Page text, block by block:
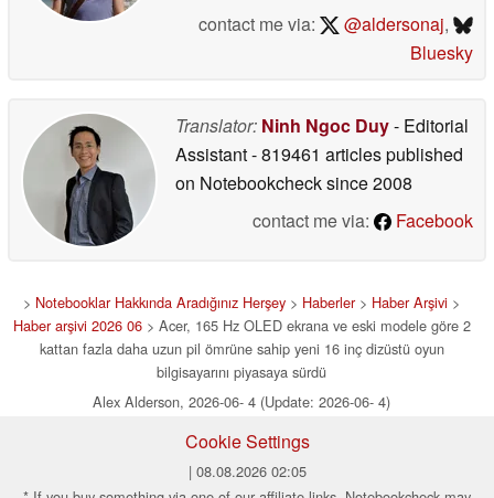
contact me via:
@aldersonaj,
Bluesky
Translator: Ninh Ngoc Duy- Editorial
Assistant- 819461 articles published
on Notebookchecksince 2008
contact me via:
Facebook
> Notebooklar Hakkında Aradığınız Herşey > Haberler> Haber Arşivi >
Haber arşivi 2026 06> Acer, 165 Hz OLED ekrana ve eski modele göre 2
kattan fazla daha uzun pil ömrüne sahip yeni 16 inç dizüstü oyun
bilgisayarını piyasaya sürdü
Alex Alderson, 2026-06- 4 (Update: 2026-06- 4)
Cookie Settings
| 08.08.2026 02:05